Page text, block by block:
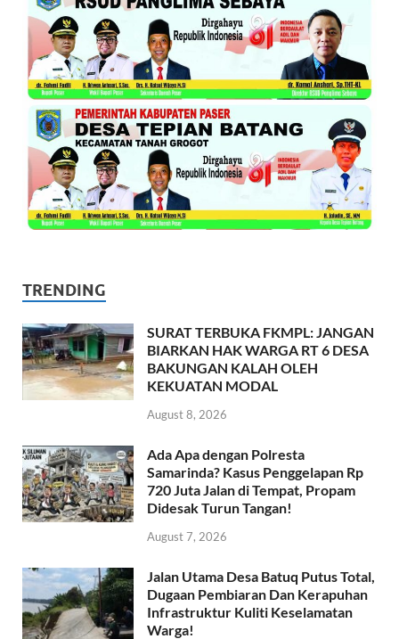
TRENDING
SURAT TERBUKA FKMPL: JANGAN
BIARKAN HAK WARGA RT 6 DESA
BAKUNGAN KALAH OLEH
KEKUATAN MODAL
August 8, 2026
Ada Apa dengan Polresta
Samarinda? Kasus Penggelapan Rp
720 Juta Jalan di Tempat, Propam
Didesak Turun Tangan!
August 7, 2026
Jalan Utama Desa Batuq Putus Total,
Dugaan Pembiaran Dan Kerapuhan
Infrastruktur Kuliti Keselamatan
Warga!